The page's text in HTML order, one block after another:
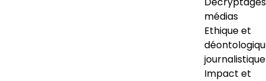
médias
Ethique et
journalistique
Impact et